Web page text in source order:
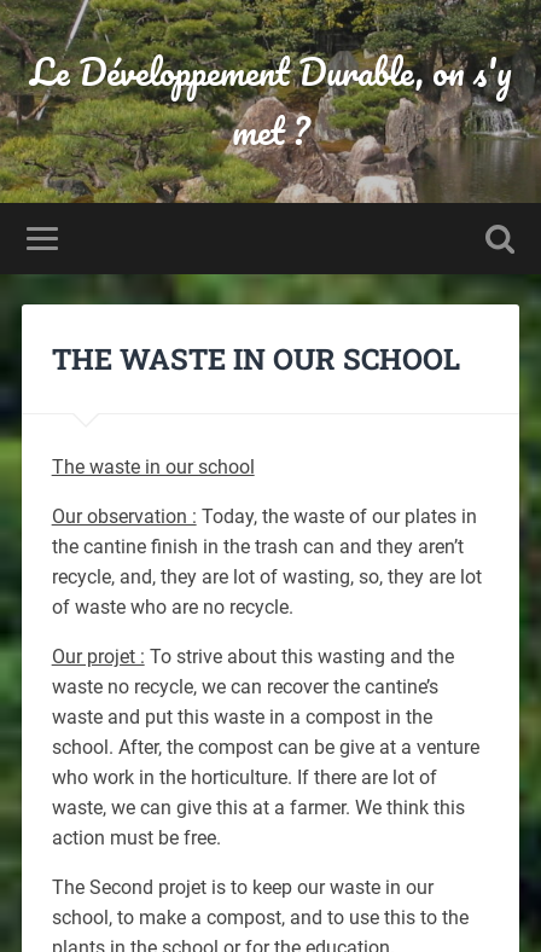
Le Développement Durable, on s'y
met ?
THE WASTE IN OUR SCHOOL
The waste in our school
Our observation : Today, the waste of our plates in
the cantine finish in the trash can and they aren’t
recycle, and, they are lot of wasting, so, they are lot
of waste who are no recycle.
Our projet : To strive about this wasting and the
waste no recycle, we can recover the cantine’s
waste and put this waste in a compost in the
school. After, the compost can be give at a venture
who work in the horticulture. If there are lot of
waste, we can give this at a farmer. We think this
action must be free.
The Second projet is to keep our waste in our
school, to make a compost, and to use this to the